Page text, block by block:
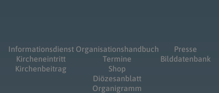
Informationsdienst
Kircheneintritt
Kirchenbeitrag
Organisationshandbuch
Termine
Shop
Diözesanblatt
Organigramm
Presse
Bilddatenbank